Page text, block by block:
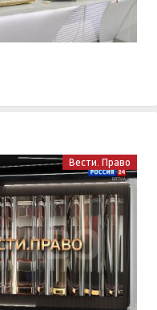
Вести. Право